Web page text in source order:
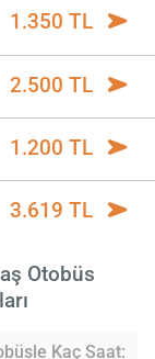
1.350 TL
2.500 TL
1.200 TL
3.619 TL
Otobüs
Kaç Saat: